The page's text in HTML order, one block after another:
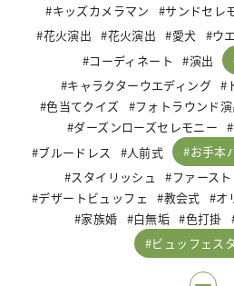
キッズカメラマン
サンドセレ
花火演出
花火演出 愛犬 ウ
コーディネート
演出
キャラクターウエディング
色当てクイズ
フォトラウンド
ダーズンローズセレモニー
ブルードレス
人前式 お手本
スタイリッシュ
ファース
デザートビュッフェ
教会式 オ
家族婚
白無垢 色打掛
ビュッフェス